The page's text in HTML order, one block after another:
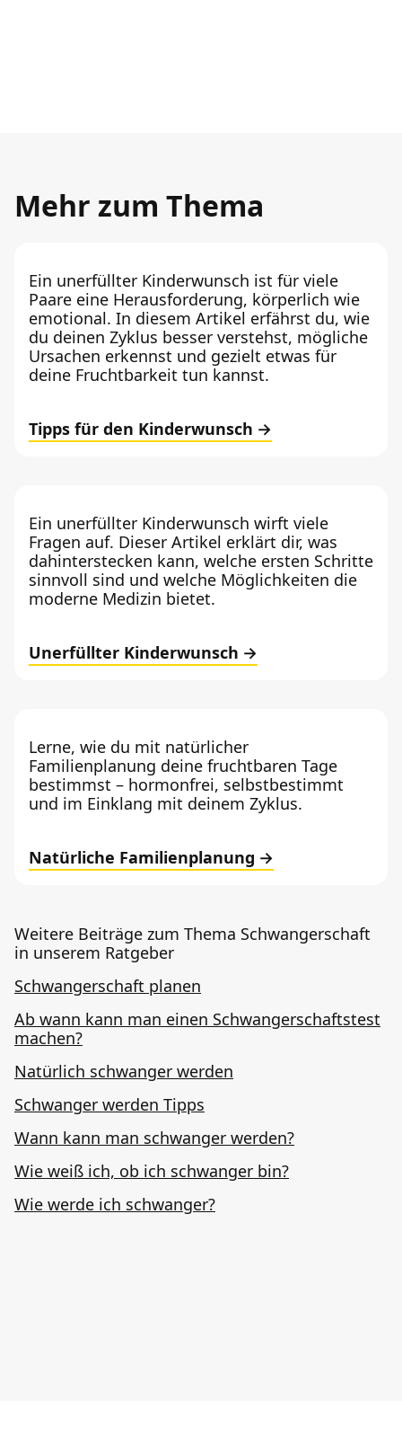
Mehr zum Thema
Ein unerfüllter Kinderwunsch ist für viele
Paare eine Herausforderung, körperlich wie
emotional. In diesem Artikel erfährst du, wie
du deinen Zyklus besser verstehst, mögliche
Ursachen erkennst und gezielt etwas für
deine Fruchtbarkeit tun kannst.
Tipps für den Kinderwunsch
Ein unerfüllter Kinderwunsch wirft viele
Fragen auf. Dieser Artikel erklärt dir, was
dahinterstecken kann, welche ersten Schritte
sinnvoll sind und welche Möglichkeiten die
moderne Medizin bietet.
Unerfüllter Kinderwunsch
Lerne, wie du mit natürlicher
Familienplanung deine fruchtbaren Tage
bestimmst – hormonfrei, selbstbestimmt
und im Einklang mit deinem Zyklus.
Natürliche Familienplanung
Weitere Beiträge zum Thema Schwangerschaft
in unserem Ratgeber
Schwangerschaft planen
Ab wann kann man einen Schwangerschaftstest
machen?
Natürlich schwanger werden
Schwanger werden Tipps
Wann kann man schwanger werden?
Wie weiß ich, ob ich schwanger bin?
Wie werde ich schwanger?